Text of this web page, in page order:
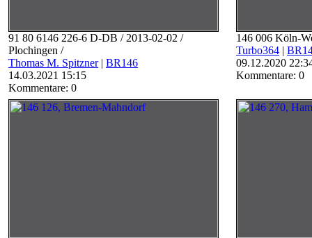
91 80 6146 226-6 D-DB / 2013-02-02 /
Plochingen /
Thomas M. Spitzner| BR146
14.03.2021 15:15
Kommentare: 0
146 006 Köln-
Turbo364 |
09.12.2020
Kommentare: 0